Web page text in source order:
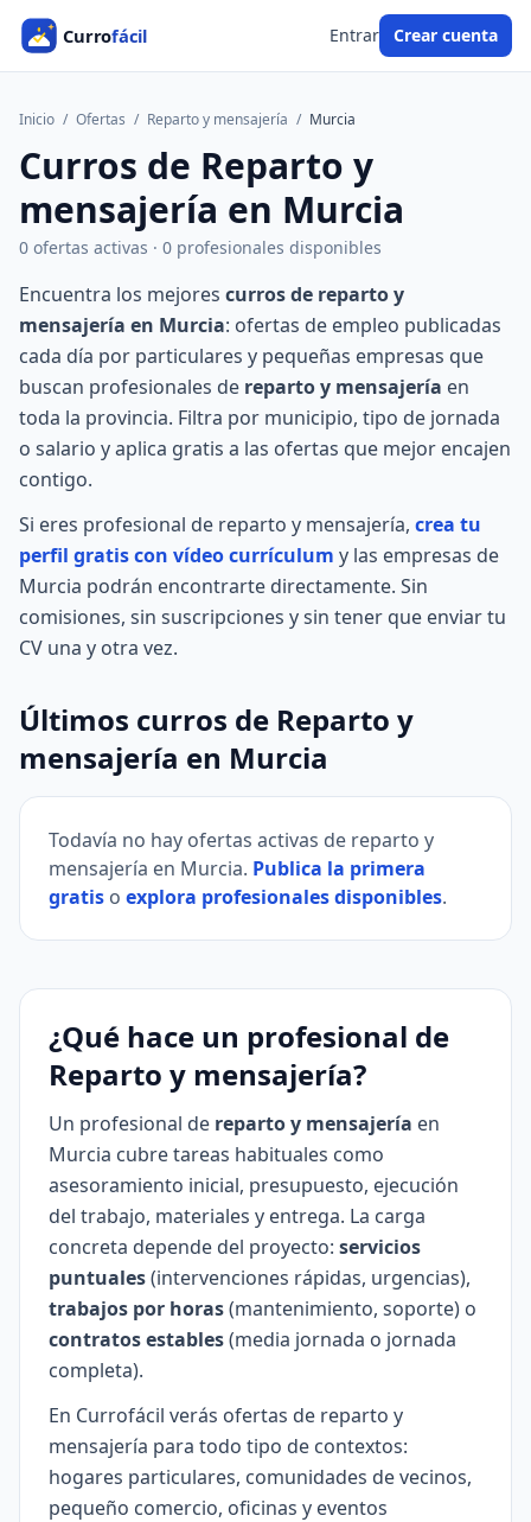
Entrar Crear cuenta
Inicio / Ofertas / Reparto y mensajería / Murcia
Curros de Reparto y
mensajería en Murcia
0 ofertas activas · 0 profesionales disponibles
Encuentra los mejores curros de reparto y
mensajería en Murcia: ofertas de empleo publicadas
cada día por particulares y pequeñas empresas que
buscan profesionales de reparto y mensajería en
toda la provincia. Filtra por municipio, tipo de jornada
o salario y aplica gratis a las ofertas que mejor encajen
contigo.
Si eres profesional de reparto y mensajería, crea tu
perfil gratis con vídeo currículum y las empresas de
Murcia podrán encontrarte directamente. Sin
comisiones, sin suscripciones y sin tener que enviar tu
CV una y otra vez.
Últimos curros de Reparto y
mensajería en Murcia
Todavía no hay ofertas activas de reparto y
mensajería en Murcia. Publica la primera
gratis o explora profesionales disponibles.
¿Qué hace un profesional de
Reparto y mensajería?
Un profesional de reparto y mensajería en
Murcia cubre tareas habituales como
asesoramiento inicial, presupuesto, ejecución
del trabajo, materiales y entrega. La carga
concreta depende del proyecto: servicios
puntuales(intervenciones rápidas, urgencias),
trabajos por horas(mantenimiento, soporte) o
contratos estables(media jornada o jornada
completa).
En Currofácil verás ofertas de reparto y
mensajería para todo tipo de contextos:
hogares particulares, comunidades de vecinos,
pequeño comercio, oficinas y eventos